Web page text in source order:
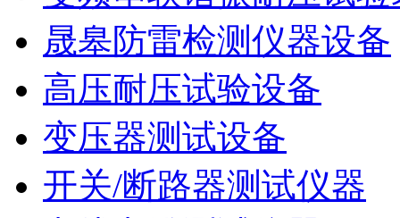
晟皋防雷检测仪器设备
高压耐压试验设备
变压器测试设备
开关/断路器测试仪器